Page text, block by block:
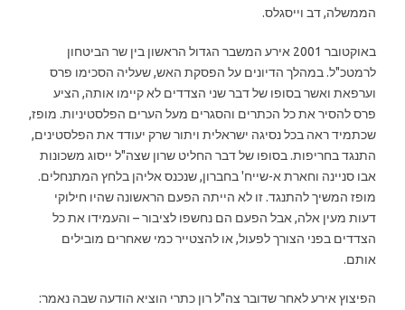
הממשלה, דב וייסגלס.
באוקטובר 2001 אירע המשבר הגדול הראשון בין שר הביטחון
לרמטכ"ל. במהלך הדיונים על הפסקת האש, שעליה הסכימו פרס
וערפאת ואשר בסופו של דבר שני הצדדים לא קיימו אותה, הציע
פרס להסיר את כל הכתרים והסגרים מעל הערים הפלסטיניות. מופז,
שכתמיד ראה בכל נסיגה ישראלית ויתור שרק יעודד את הפלסטינים,
התנגד בחריפות. בסופו של דבר החליט שרון שצה"ל ייסוג משכונות
אבו סניינה וחארת א-שייח' בחברון, שנכנס אליהן בלחץ המתנחלים.
מופז המשיך להתנגד. זו לא הייתה הפעם הראשונה שהיו חילוקי
דעות מעין אלה, אבל הפעם הם נחשפו לציבור – והעמידו את כל
הצדדים בפני הצורך לפעול, או להצטייר כמי שאחרים מובילים
אותם.
הפיצוץ אירע לאחר שדובר צה"ל רון כתרי הוציא הודעה שבה נאמר: